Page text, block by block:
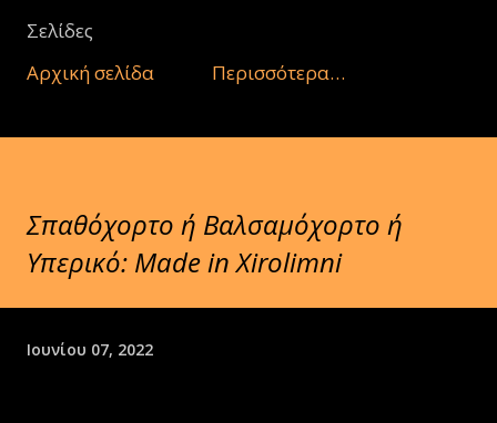
Σελίδες
Αρχική σελίδα
Περισσότερα…
Σπαθόχορτο ή Βαλσαμόχορτο ή
Υπερικό: Made in Xirolimni
Ιουνίου 07, 2022